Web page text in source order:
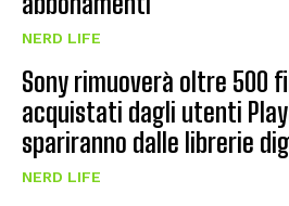
NERD LIFE
Sony rimuoverà oltre 500
acquistati dagli utenti
spariranno dalle librerie
NERD LIFE